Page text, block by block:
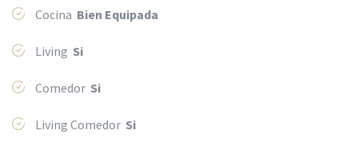
Cocina Bien Equipada
Living Si
Comedor Si
Living Comedor Si